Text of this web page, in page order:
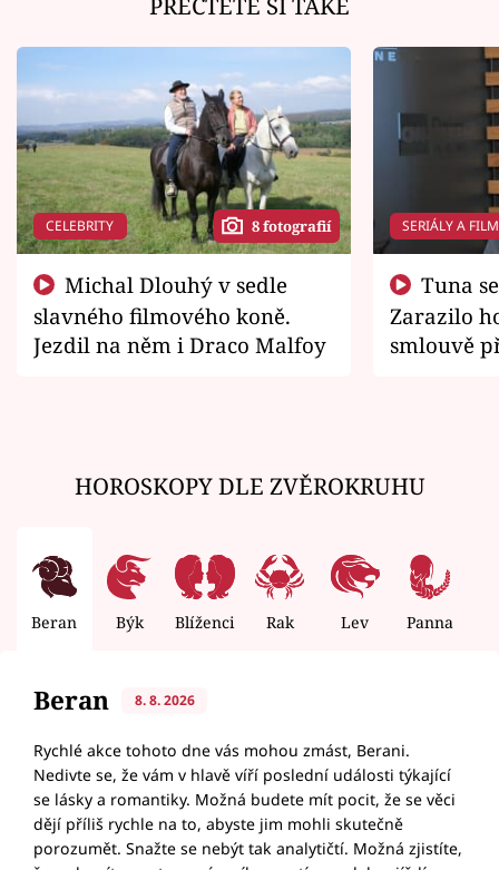
CELEBRITY 8 fotografií
slavného filmového koně.
Jezdil na něm i Draco Malfoy
SERIÁLY A
Zarazilo
smlouvě
HOROSKOPY DLE ZVĚROKRUHU
Beran Býk Blíženci Rak Lev Panna
Beran 8. 8. 2026
Rychlé akce tohoto dne vás mohou zmást, Berani.
Nedivte se, že vám v hlavě víří poslední události týkající
se lásky a romantiky. Možná budete mít pocit, že se věci
dějí příliš rychle na to, abyste jim mohli skutečně
porozumět. Snažte se nebýt tak analytičtí. Možná zjistíte,